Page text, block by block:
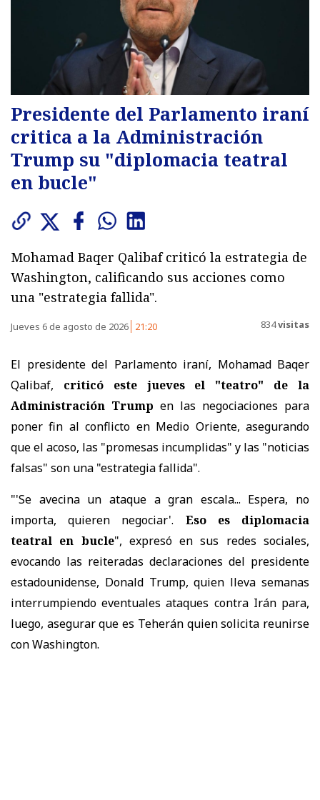
Presidente del Parlamento iraní
critica a la Administración
Trump su "diplomacia teatral
en bucle"
Mohamad Baqer Qalibaf criticó la estrategia de
Washington, calificando sus acciones como
una "estrategia fallida".
Jueves 6 de agosto de 2026 21:20 834visitas
El presidente del Parlamento iraní, Mohamad Baqer
Qalibaf, criticó este jueves el "teatro" de la
Administración Trump en las negociaciones para
poner fin al conflicto en Medio Oriente, asegurando
que el acoso, las "promesas incumplidas" y las "noticias
falsas" son una "estrategia fallida".
"'Se avecina un ataque a gran escala... Espera, no
importa, quieren negociar'. Eso es diplomacia
teatral en bucle", expresó en sus redes sociales,
evocando las reiteradas declaraciones del presidente
estadounidense, Donald Trump, quien lleva semanas
interrumpiendo eventuales ataques contra Irán para,
luego, asegurar que es Teherán quien solicita reunirse
con Washington.